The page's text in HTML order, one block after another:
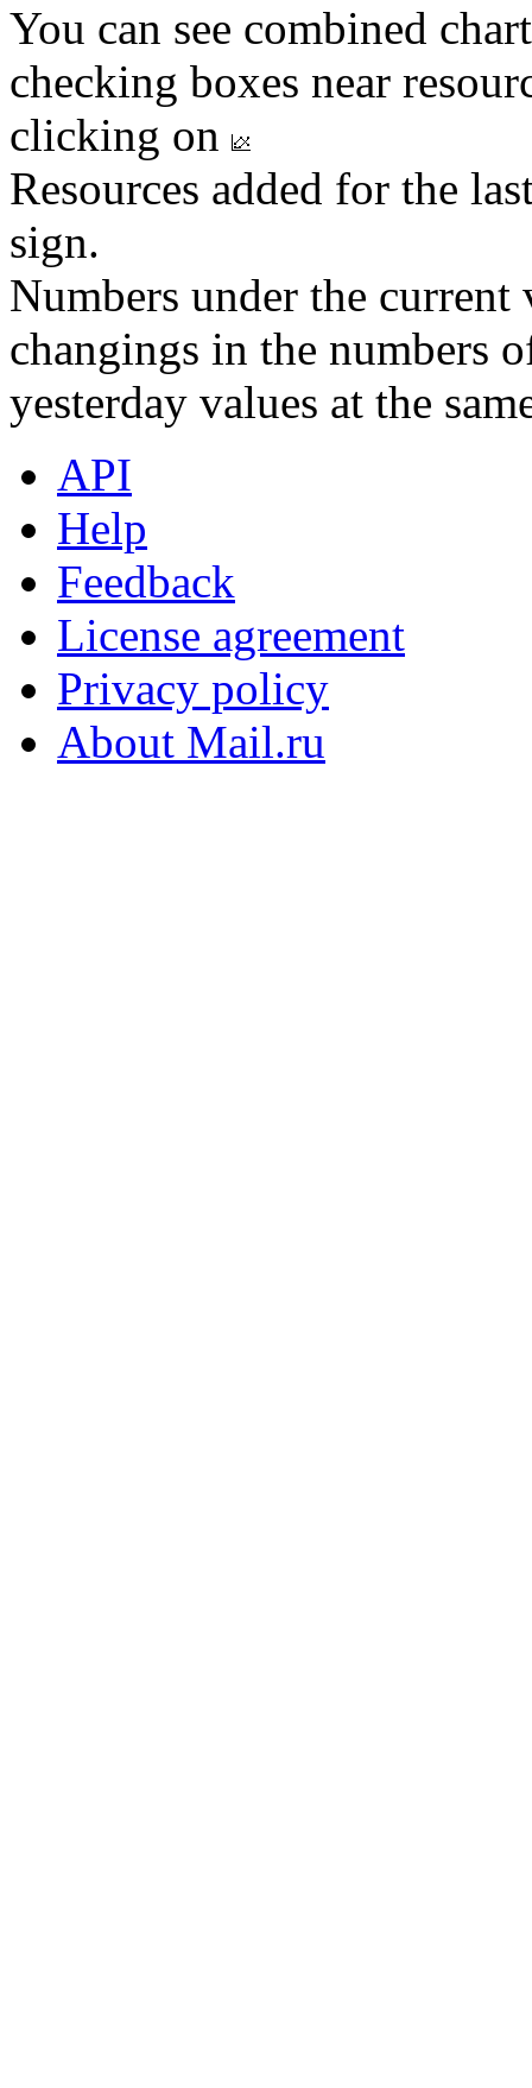
You can see combined
checking boxes near
clicking on
Resources added for the
sign.
Numbers under the
changings in the numbers
yesterday values at the
API
Help
Feedback
License agreement
Privacy policy
About Mail.ru